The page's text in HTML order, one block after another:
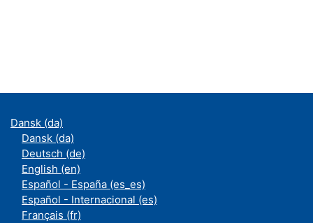
Dansk ‎(da)‎
Dansk ‎(da)‎
Deutsch ‎(de)‎
English ‎(en)‎
Español - España ‎(es_es)‎
Español - Internacional ‎(es)‎
Français ‎(fr)‎